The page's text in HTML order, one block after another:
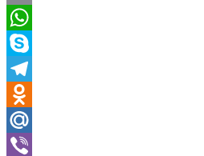
Email
WhatsApp
Skype
Telegram
Odnoklassniki
Mail.Ru